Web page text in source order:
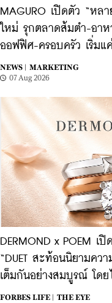
MAGURO เปิดตัว “หล
ใหม่ รุกตลาดส้มตำ-อา
ออฟฟิศ-ครอบครัว เริ่มแ
NEWS |
MARKETING
07 Aug 2026
DERMOND x POEM
“DUET สะท้อนนิยามคว
เต็มกันอย่างสมบูรณ์ โด
FORBES LIFE |
THE EYE